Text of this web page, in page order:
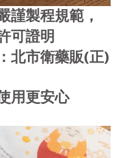
謹製程規範，
可證明
北市衛藥販(正)
用更安心